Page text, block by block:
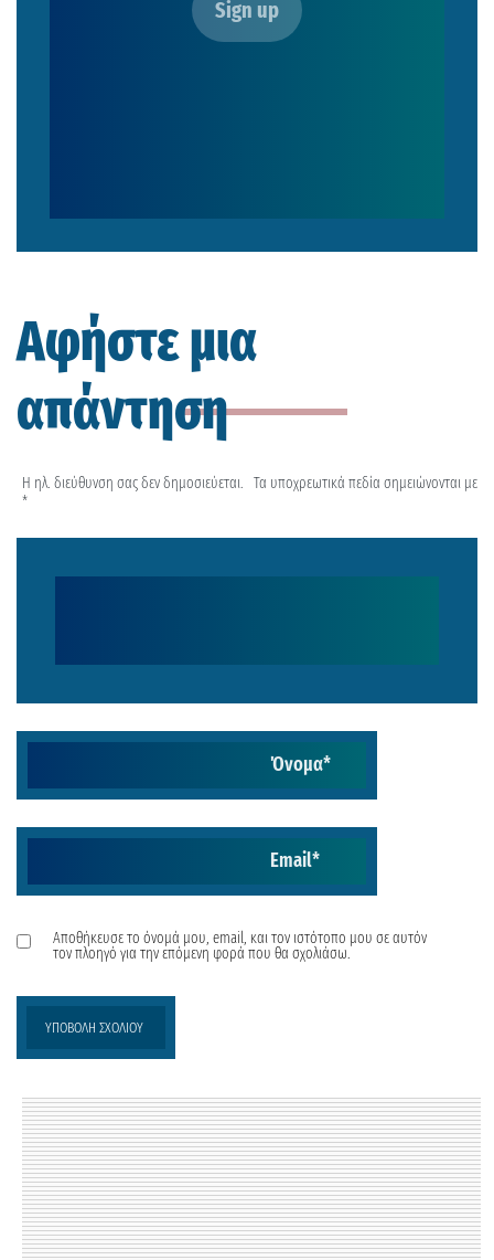
Αφήστε μια
απάντηση
Η ηλ. διεύθυνση σας δεν δημοσιεύεται. Τα υποχρεωτικά πεδία σημειώνονται με
*
Όνομα*
Email*
Αποθήκευσε το όνομά μου, email, και τον ιστότοπο μου σε αυτόν
τον πλοηγό για την επόμενη φορά που θα σχολιάσω.